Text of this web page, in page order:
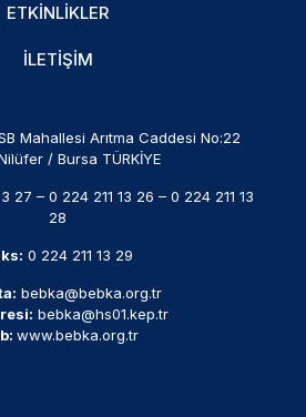
ETKINLIKLER
İLETIŞIM
Mahallesi Arıtma Caddesi No:22
/ Bursa TÜRKİYE
27 – 0 224 211 13 26 – 0 224 211 13
28
0 224 211 13 29
bebka@bebka.org.tr
bebka@hs01.kep.tr
www.bebka.org.tr